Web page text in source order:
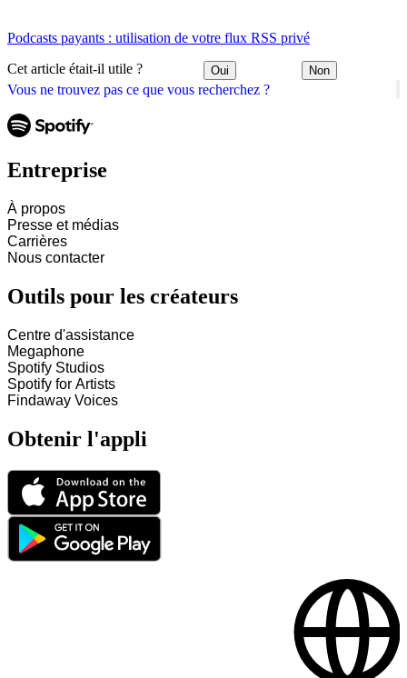
Vous ne trouvez pas ce que vous recherchez ?
Podcasts payants : utilisation de votre flux RSS privé
Cet article était-il utile ? Oui Non
Entreprise
À propos
Presse et médias
Carrières
Nous contacter
Outils pour les créateurs
Centre d'assistance
Megaphone
Spotify Studios
Spotify for Artists
Findaway Voices
Obtenir l'appli